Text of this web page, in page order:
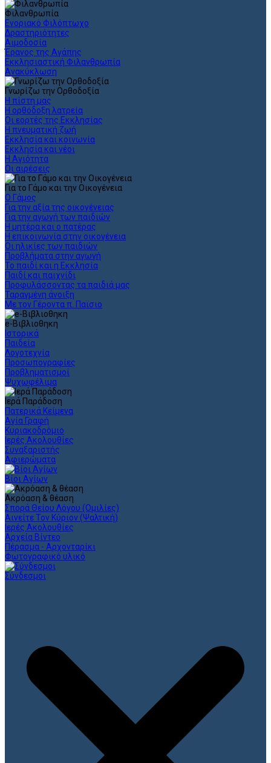
Φιλανθρωπία
Ενοριακό Φιλόπτωχο
Δραστηριότητες
Αιμοδοσία
Έρανος της Αγάπης
Εκκλησιαστική Φιλανθρωπία
Ανακύκλωση
Γνωρίζω την Ορθοδοξία
Η πίστη μας
Η ορθόδοξη λατρεία
Οι εορτές της Εκκλησίας
Η πνευματική ζωή
Εκκλησία και κοινωνία
Εκκλησία και νέοι
Η Αγιότητα
Οι αιρέσεις
Για το Γάμο και την Οικογένεια
Ο Γάμος
Για την αξία της οικογένειας
Για την αγωγή των παιδιών
Η μητέρα και ο πατέρας
Η επικοινωνία στην οικογένεια
Οι ηλικίες των παιδιών
Προβλήματα στην αγωγή
Το παιδί και η Εκκλησία
Παιδί και παιχνίδι
Προφυλάσσοντας τα παιδιά μας
Ταραγμένη άνοιξη
Με τον Γέροντα π. Παϊσιο
e-Βιβλιοθηκη
Ιστορικά
Παιδεία
Λογοτεχνία
Προσωπογραφίες
Προβληματισμοί
Ψυχωφέλιμα
Ιερά Παράδοση
Πατερικά Κείμενα
Αγία Γραφή
Κυριακοδρόμιο
Ιερές Ακολουθίες
Συναξαριστής
Αφιερώματα
Βίοι Αγίων
Ακρόαση & θέαση
Σπορά Θείου Λόγου (Ομιλίες)
Αινείτε Τον Κύριον (Ψαλτική)
Ιερές Ακολουθίες
Αρχεία Βίντεο
Πέρασμα - Αρχονταρίκι
Φωτογραφικό υλικό
Σύνδεσμοι